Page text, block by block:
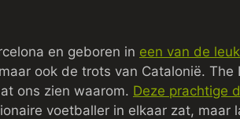
en geboren in een van de
ook de trots van Catalonië. The
ons zien waarom. Deze prachtige
voetballer in elkaar zat, maar